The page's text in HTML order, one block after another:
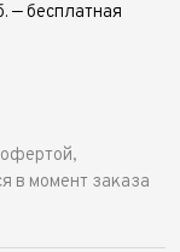
— бесплатная
в момент заказа